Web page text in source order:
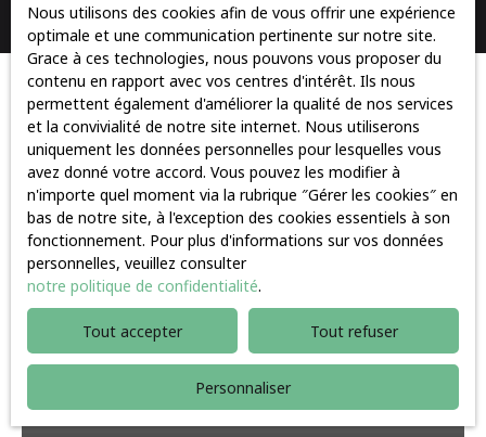
Pertinence
Trier par Créer une alerte
120 000€
Baisse de prix
Nous utilisons des cookies afin de vous offrir une expérience
optimale et une communication pertinente sur notre site.
Grace à ces technologies, nous pouvons vous proposer du
contenu en rapport avec vos centres d'intérêt. Ils nous
permettent également d'améliorer la qualité de nos services
et la convivialité de notre site internet. Nous utiliserons
uniquement les données personnelles pour lesquelles vous
avez donné votre accord. Vous pouvez les modifier à
n'importe quel moment via la rubrique ″Gérer les cookies″ en
bas de notre site, à l'exception des cookies essentiels à son
fonctionnement. Pour plus d'informations sur vos données
personnelles, veuillez consulter
notre politique de confidentialité.
Tout accepter Tout refuser
Personnaliser